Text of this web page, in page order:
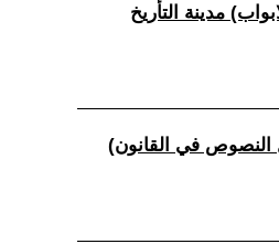
مدينة التأريخ
النصوص في القانون)